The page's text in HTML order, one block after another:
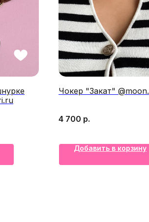
Чокер "Закат"
4 700 р.
Добавить в корзину